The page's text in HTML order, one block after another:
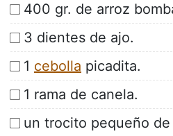
400 gr. de arroz
3 dientes de ajo.
1 cebolla picadita.
1 rama de canela.
un trocito pequeño de